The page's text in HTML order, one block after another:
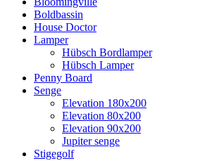
Boldbassin
House Doctor
Lamper
Hübsch Bordlamper
Hübsch Lamper
Penny Board
Senge
Elevation 180x200
Elevation 80x200
Elevation 90x200
Jupiter senge
Stigegolf